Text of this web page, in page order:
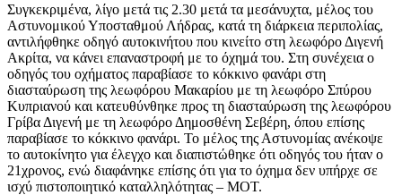
Συγκεκριμένα, λίγο μετά τις 2.30 μετά τα μεσάνυχτα, μέλος του
Αστυνομικού Υποσταθμού Λήδρας, κατά τη διάρκεια περιπολίας,
αντιλήφθηκε οδηγό αυτοκινήτου που κινείτο στη λεωφόρο Διγενή
Ακρίτα, να κάνει επαναστροφή με το όχημά του. Στη συνέχεια ο
οδηγός του οχήματος παραβίασε το κόκκινο φανάρι στη
διασταύρωση της λεωφόρου Μακαρίου με τη λεωφόρο Σπύρου
Κυπριανού και κατευθύνθηκε προς τη διασταύρωση της λεωφόρου
Γρίβα Διγενή με τη λεωφόρο Δημοσθένη Σεβέρη, όπου επίσης
παραβίασε το κόκκινο φανάρι. Το μέλος της Αστυνομίας ανέκοψε
το αυτοκίνητο για έλεγχο και διαπιστώθηκε ότι οδηγός του ήταν ο
21χρονος, ενώ διαφάνηκε επίσης ότι για το όχημα δεν υπήρχε σε
ισχύ πιστοποιητικό καταλληλότητας – ΜΟΤ.